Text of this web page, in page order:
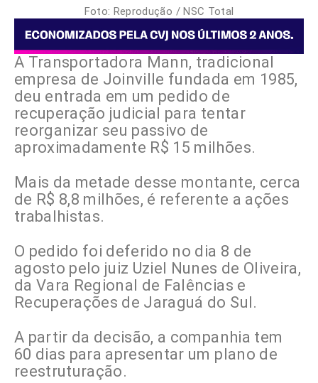
Foto: Reprodução / NSC Total
A Transportadora Mann, tradicional
empresa de Joinville fundada em 1985,
deu entrada em um pedido de
recuperação judicial para tentar
reorganizar seu passivo de
aproximadamente R$ 15 milhões.
Mais da metade desse montante, cerca
de R$ 8,8 milhões, é referente a ações
trabalhistas.
O pedido foi deferido no dia 8 de
agosto pelo juiz Uziel Nunes de Oliveira,
da Vara Regional de Falências e
Recuperações de Jaraguá do Sul.
A partir da decisão, a companhia tem
60 dias para apresentar um plano de
reestruturação.